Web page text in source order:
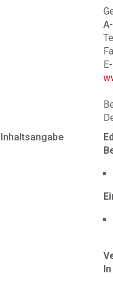
Inhaltsangabe